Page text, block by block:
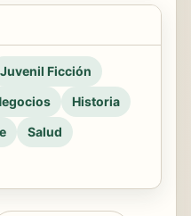
Juvenil Ficción
Historia
Salud